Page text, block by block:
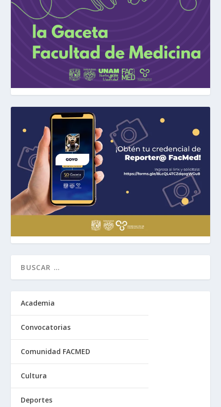
Academia
Convocatorias
Comunidad FACMED
Cultura
Deportes